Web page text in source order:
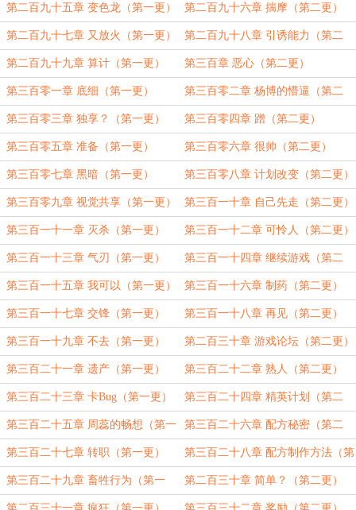
一更）
第二百九十五章 变色龙（第一更） 第二百九十六章 揣摩（第二更）
第二百九十七章 又放火（第一更） 第二百九十八章 引诱能力（第二
更）
第二百九十九章 算计（第一更） 第三百章 恶心（第二更）
第三百零一章 底细（第一更） 第三百零二章 杨博的懵逼（第二
更）
第三百零三章 独享？（第一更） 第三百零四章 蹭（第二更）
第三百零五章 准备（第一更） 第三百零六章 很帅（第二更）
第三百零七章 黑暗（第一更） 第三百零八章 计划改变（第二更）
第三百零九章 视觉共享（第一更） 第三百一十章 自己先走（第二更）
第三百一十一章 灭杀（第一更） 第三百一十二章 可怜人（第二更）
第三百一十三章 气刃（第一更） 第三百一十四章 继续游戏（第二
更）
第三百一十五章 我可以（第一更） 第三百一十六章 制药（第二更）
第三百一十七章 交锋（第一更） 第三百一十八章 再见（第二更）
第三百一十九章 不去（第一更） 第二百三十章 游戏论坛（第二更）
第三百二十一章 遗产（第一更） 第三百二十二章 熟人（第二更）
第三百二十三章 卡Bug（第一更） 第三百二十四章 精英计划（第二
更）
第三百二十五章 周蕊的畅想（第一
更）
第三百二十六章 配方秘密（第二
更）
第三百二十七章 转职（第一更） 第三百二十八章 配方制作方法（第
二更）
第三百二十九章 畜牲行为（第一
更）
第二百三十章 简单？（第二更）